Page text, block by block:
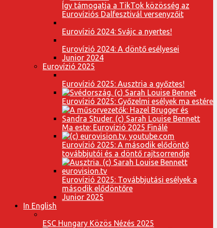
Így támogatja a TikTok közösség az
Eurovíziós Dalfesztivál versenyzőit
Eurovízió 2024: Svájc a nyertes!
Eurovízió 2024: A döntő esélyesei
Junior 2024
Eurovízió 2025
Eurovízió 2025: Ausztria a győztes!
Eurovízió 2025: Győzelmi esélyek ma estére
Ma este: Eurovízió 2025 Finálé
Eurovízió 2025: A második elődöntő
továbbjutói és a döntő rajtsorrendje
Eurovízió 2025: Továbbjutási esélyek a
második elődöntőre
Junior 2025
In English
ESC Hungary Közös Nézés 2025